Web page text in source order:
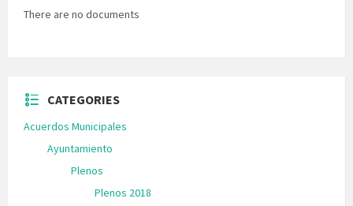
There are no documents
CATEGORIES
Acuerdos Municipales
Ayuntamiento
Plenos
Plenos 2018